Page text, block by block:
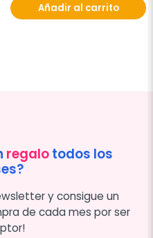
Añadir al carrito
regalotodos los
y consigue un
de cada mes por ser